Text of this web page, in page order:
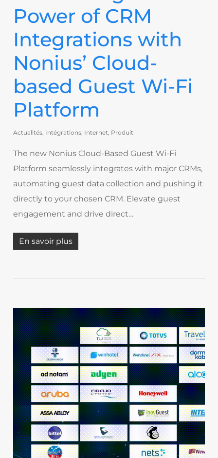
Power of CRM
Integrations with
Nonius’ Cloud-
based Guest Wi-Fi
Platform
Actualités, Intégrations, Internet Produit
The new Nonius Cloud-Based Guest Wi-Fi
Platform seamlessly integrates with major CRMs,
automating guest data collection and pushing it
directly to your chosen CRM. Elevate guest
engagement and drive direct…
En savoir plus